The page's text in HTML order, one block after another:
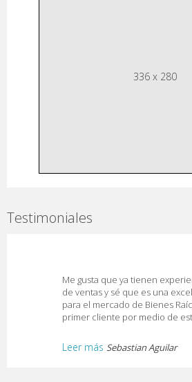
336 x 280
Testimoniales
Me gusta que ya tienen
de ventas y sé que es una
para el mercado de Bienes
primer cliente por medio de
Leer más Sebastian Aguilar